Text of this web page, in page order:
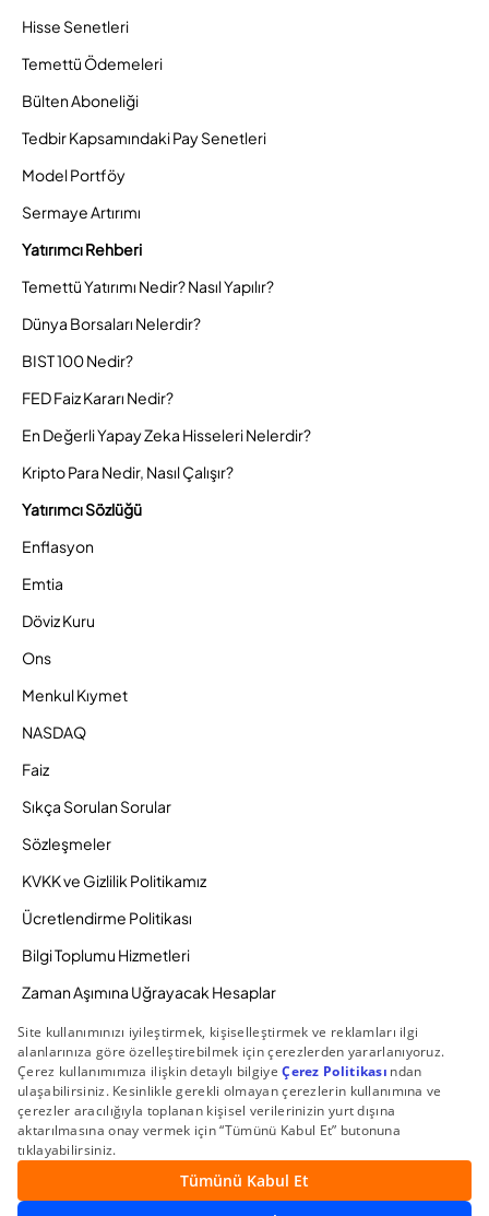
Hisse Senetleri
Temettü Ödemeleri
Bülten Aboneliği
Tedbir Kapsamındaki Pay Senetleri
Model Portföy
Sermaye Artırımı
Yatırımcı Rehberi
Temettü Yatırımı Nedir? Nasıl Yapılır?
Dünya Borsaları Nelerdir?
BIST 100 Nedir?
FED Faiz Kararı Nedir?
En Değerli Yapay Zeka Hisseleri Nelerdir?
Kripto Para Nedir, Nasıl Çalışır?
Yatırımcı Sözlüğü
Enflasyon
Emtia
Döviz Kuru
Ons
Menkul Kıymet
NASDAQ
Faiz
Sıkça Sorulan Sorular
Sözleşmeler
KVKK ve Gizlilik Politikamız
Ücretlendirme Politikası
Bilgi Toplumu Hizmetleri
Zaman Aşımına Uğrayacak Hesaplar
Duyurular ve Kampanyalar
© 2026 Gedik Yatırım Menkul Değerler AŞ. Tüm Hakları